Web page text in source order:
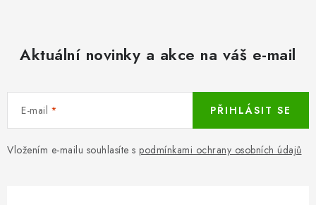
Aktuální novinky a akce na váš e-mail
E-mail
Vložením e-mailu souhlasíte s podmínkami ochrany osobních údajů
PŘIHLÁSIT SE